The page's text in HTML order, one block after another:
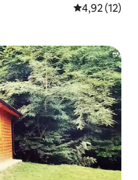
Gemiddelde
4,92 (12)